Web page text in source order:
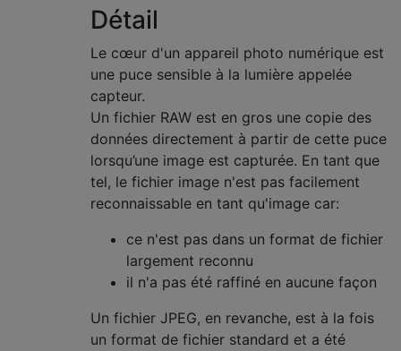
Détail
Le cœur d'un appareil photo numérique est
une puce sensible à la lumière appelée
capteur.
Un fichier RAW est en gros une copie des
données directement à partir de cette puce
lorsqu’une image est capturée. En tant que
tel, le fichier image n'est pas facilement
reconnaissable en tant qu'image car:
ce n'est pas dans un format de fichier
largement reconnu
il n'a pas été raffiné en aucune façon
Un fichier JPEG, en revanche, est à la fois
un format de fichier standard et a été